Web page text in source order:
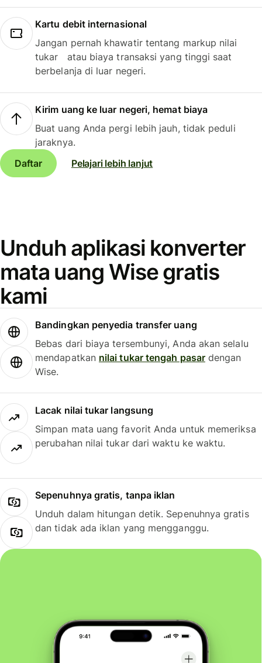
Kartu debit internasional
Jangan pernah khawatir tentang markup nilai
tukar atau biaya transaksi yang tinggi saat
berbelanja di luar negeri.
Kirim uang ke luar negeri, hemat biaya
Buat uang Anda pergi lebih jauh, tidak peduli
jaraknya.
Daftar
Pelajari lebih lanjut
Unduh aplikasi konverter
mata uang Wise gratis
kami
Bandingkan penyedia transfer uang
Bebas dari biaya tersembunyi, Anda akan selalu
mendapatkan nilai tukar tengah pasardengan
Wise.
Lacak nilai tukar langsung
Simpan mata uang favorit Anda untuk memeriksa
perubahan nilai tukar dari waktu ke waktu.
Sepenuhnya gratis, tanpa iklan
Unduh dalam hitungan detik. Sepenuhnya gratis
dan tidak ada iklan yang mengganggu.